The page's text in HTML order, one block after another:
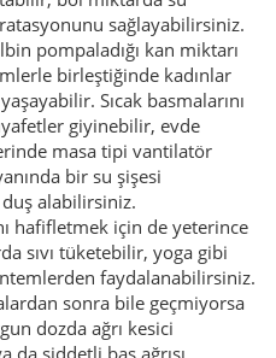
sağlayabilirsiniz.
pompaladığı kan miktarı
birleştiğinde kadınlar
Sıcak basmalarını
giyinebilir, evde
masa tipi vantilatör
bir su şişesi
alabilirsiniz.
hafifletmek için de yeterince
sıvı tüketebilir, yoga gibi
faydalanabilirsiniz.
sonra bile geçmiyorsa
dozda ağrı kesici
da şiddetli baş ağrısı